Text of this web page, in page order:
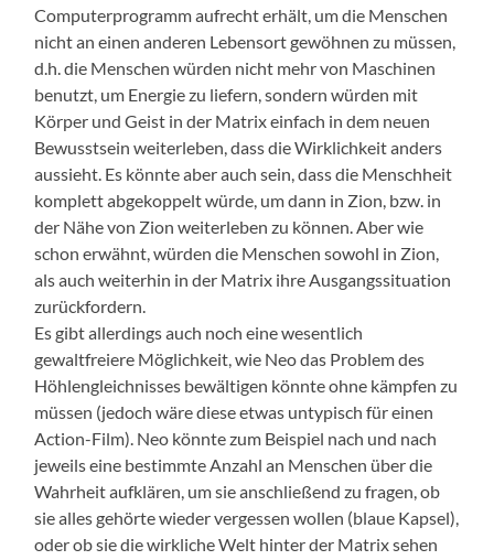
Computerprogramm aufrecht erhält, um die Menschen
nicht an einen anderen Lebensort gewöhnen zu müssen,
d.h. die Menschen würden nicht mehr von Maschinen
benutzt, um Energie zu liefern, sondern würden mit
Körper und Geist in der Matrix einfach in dem neuen
Bewusstsein weiterleben, dass die Wirklichkeit anders
aussieht. Es könnte aber auch sein, dass die Menschheit
komplett abgekoppelt würde, um dann in Zion, bzw. in
der Nähe von Zion weiterleben zu können. Aber wie
schon erwähnt, würden die Menschen sowohl in Zion,
als auch weiterhin in der Matrix ihre Ausgangssituation
zurückfordern.
Es gibt allerdings auch noch eine wesentlich
gewaltfreiere Möglichkeit, wie Neo das Problem des
Höhlengleichnisses bewältigen könnte ohne kämpfen zu
müssen (jedoch wäre diese etwas untypisch für einen
Action-Film). Neo könnte zum Beispiel nach und nach
jeweils eine bestimmte Anzahl an Menschen über die
Wahrheit aufklären, um sie anschließend zu fragen, ob
sie alles gehörte wieder vergessen wollen (blaue Kapsel),
oder ob sie die wirkliche Welt hinter der Matrix sehen